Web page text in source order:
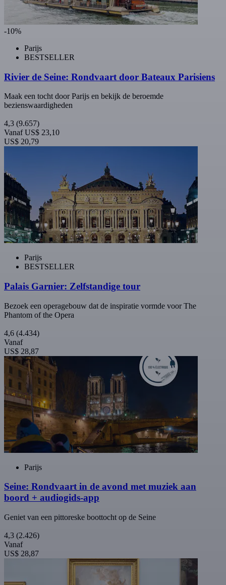
-10%
Parijs
BESTSELLER
Rivier de Seine: Rondvaart door Bateaux Parisiens
Maak een tocht door Parijs en bekijk de beroemde
bezienswaardigheden
4,3 (9.657)
Vanaf US$ 23,10
US$ 20,79
Parijs
BESTSELLER
Palais Garnier: Zelfstandige tour
Bezoek een operagebouw dat de inspiratie vormde voor The
Phantom of the Opera
4,6 (4.434)
Vanaf
US$ 28,87
Parijs
Seine: Rondvaart in de avond met muziek aan
boord + audiogids-app
Geniet van een pittoreske boottocht op de Seine
4,3 (2.426)
Vanaf
US$ 28,87